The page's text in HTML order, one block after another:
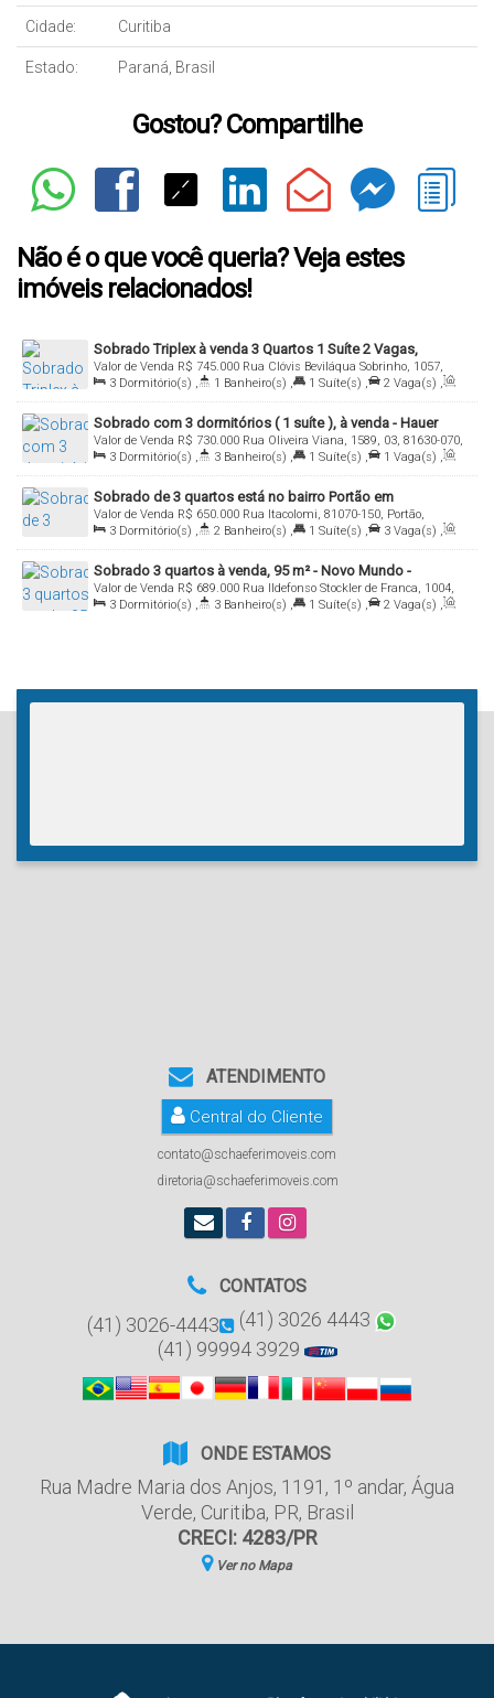
Cidade: Curitiba
Estado: Paraná, Brasil
Gostou? Compartilhe
Não é o que você queria? Veja estes
imóveis relacionados!
Sobrado Triplex à venda 3 Quartos 1 Suíte 2 Vagas,
Uberaba, Curitiba - SO0284.
R$ 745.000
Valor de Venda
Rua Clóvis Beviláqua Sobrinho, 1057,
SB02, 81570-170, Uberaba, Curitiba, Paraná, Brasil
3 Dormitório(s) , 1 Banheiro(s) , 1 Suíte(s) , 2 Vaga(s) ,
Útil: 146.00m²
Sobrado com 3 dormitórios ( 1 suíte ), à venda - Hauer
R$ 730.000
Valor de Venda
Rua Oliveira Viana, 1589, 03, 81630-070,
Hauer, Curitiba, Paraná, Brasil
3 Dormitório(s) , 3 Banheiro(s) , 1 Suíte(s) , 1 Vaga(s) ,
Útil: 130.00m²
Sobrado de 3 quartos está no bairro Portão em
condomínio fechado
R$ 650.000
Valor de Venda
Rua Itacolomi, 81070-150, Portão,
Curitiba, Paraná, Brasil
3 Dormitório(s) , 2 Banheiro(s) , 1 Suíte(s) , 3 Vaga(s) ,
Útil: 141.00m²
Sobrado 3 quartos à venda, 95 m² - Novo Mundo -
Curitiba/PR
R$ 689.000
Valor de Venda
Rua Ildefonso Stockler de Franca, 1004,
SB., 81020-040, Novo Mundo, Curitiba, Paraná, Brasil
3 Dormitório(s) , 3 Banheiro(s) , 1 Suíte(s) , 2 Vaga(s) ,
ATENDIMENTO
Central do Cliente
contato@schaeferimoveis.com
diretoria@schaeferimoveis.com
CONTATOS
(41) 3026-4443
(41) 3026 4443
(41) 99994 3929
ONDE ESTAMOS
Rua Madre Maria dos Anjos, 1191 , 1º andar, Água
Verde, Curitiba, PR, Brasil
CRECI: 4283/PR
Ver no Mapa